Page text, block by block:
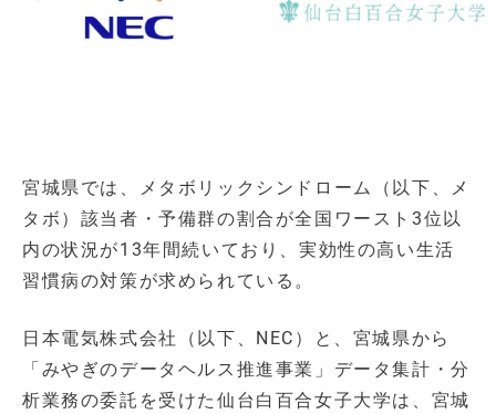
宮城県では、メタボリックシンドローム（以下、メ
タボ）該当者・予備群の割合が全国ワースト3位以
内の状況が13年間続いており、実効性の高い生活
習慣病の対策が求められている。
日本電気株式会社（以下、NEC）と、宮城県から
「みやぎのデータヘルス推進事業」データ集計・分
析業務の委託を受けた仙台白百合女子大学は、宮城